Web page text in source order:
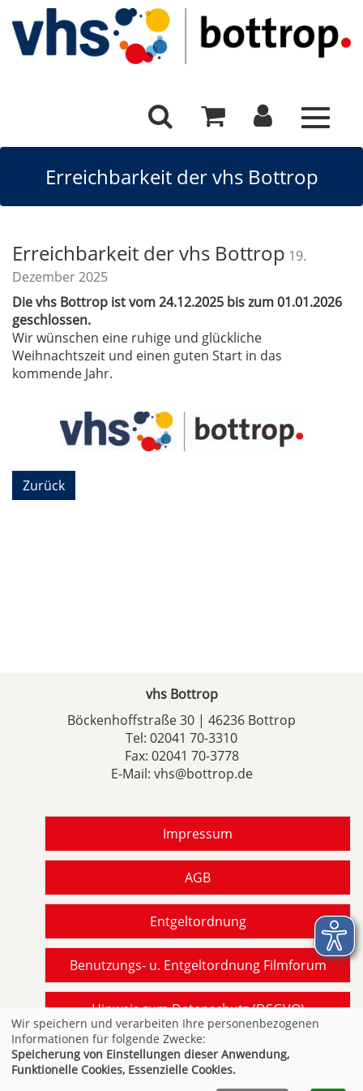
Toggle
Erreichbarkeit der vhs Bottrop
Erreichbarkeit der vhs Bottrop 19.
Dezember 2025
Die vhs Bottrop ist vom 24.12.2025 bis zum 01.01.2026
geschlossen.
Wir wünschen eine ruhige und glückliche
Weihnachtszeit und einen guten Start in das
kommende Jahr.
Zurück
vhs Bottrop
Böckenhoffstraße 30 | 46236 Bottrop
Tel: 02041 70-3310
Fax: 02041 70-3778
E-Mail: vhs@bottrop.de
Impressum
AGB
Entgeltordnung
Benutzungs- u. Entgeltordnung Filmforum
Hinweis zum Datenschutz (DSGVO)
Barrierefreiheit gemäß BITV NRW
Wir speichern und verarbeiten Ihre personenbezogenen
Informationen für folgende Zwecke:
Speicherung von Einstellungen dieser Anwendung,
Funktionelle Cookies, Essenzielle Cookies.